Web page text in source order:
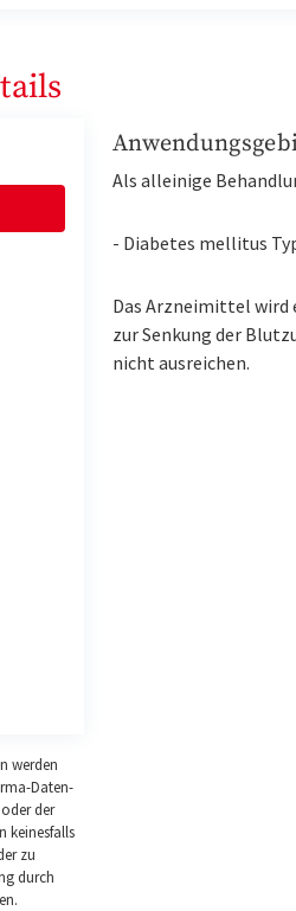
werden
Daten-
der
keinesfalls
zu
durch
Als alleinige
- Diabetes mellitus
Das Arzneimittel wird
zur Senkung der
nicht ausreichen.